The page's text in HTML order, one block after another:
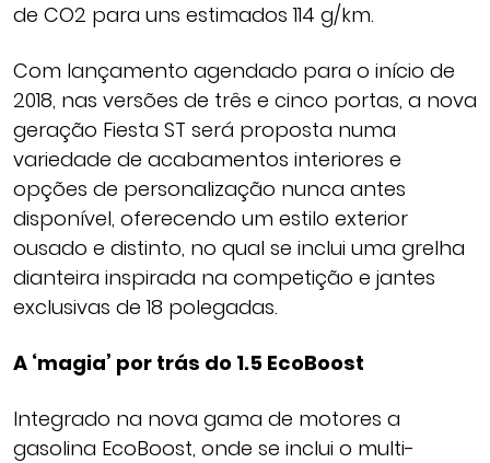
de CO2 para uns estimados 114 g/km.
Com lançamento agendado para o início de
2018, nas versões de três e cinco portas, a nova
geração Fiesta ST será proposta numa
variedade de acabamentos interiores e
opções de personalização nunca antes
disponível, oferecendo um estilo exterior
ousado e distinto, no qual se inclui uma grelha
dianteira inspirada na competição e jantes
exclusivas de 18 polegadas.
A ‘magia’ por trás do 1.5 EcoBoost
Integrado na nova gama de motores a
gasolina EcoBoost, onde se inclui o multi-